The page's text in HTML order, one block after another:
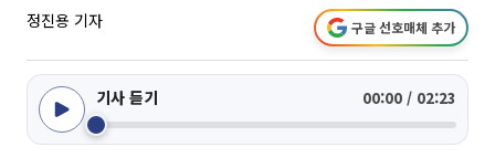
정진용 기자 구글 선호매체 추가
기사 듣기 00:00 / 02:23